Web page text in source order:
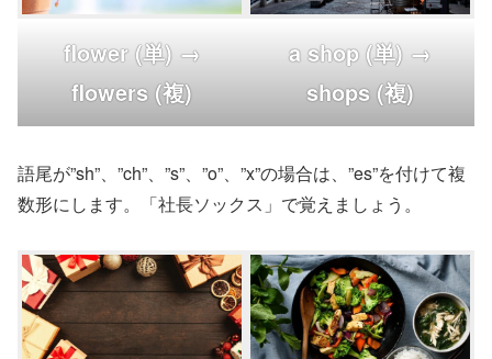
flower (単) →
flowers (複)
a shop (単) →
shops (複)
語尾が”sh”、”ch”、”s”、”o”、”x”の場合は、”es”を付けて複
数形にします。「社長ソックス」で覚えましょう。